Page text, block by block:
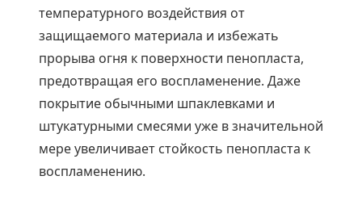
температурного воздействия от
защищаемого материала и избежать
прорыва огня к поверхности пенопласта,
предотвращая его воспламенение. Даже
покрытие обычными шпаклевками и
штукатурными смесями уже в значительной
мере увеличивает стойкость пенопласта к
воспламенению.